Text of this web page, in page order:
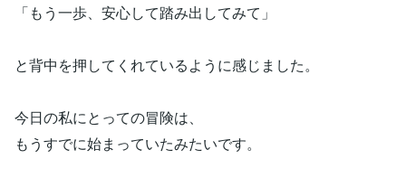
「もう一歩、安心して踏み出してみて」
と背中を押してくれているように感じました。
今日の私にとっての冒険は、
もうすでに始まっていたみたいです。